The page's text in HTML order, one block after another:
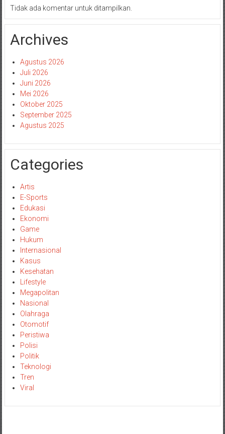
Tidak ada komentar untuk ditampilkan.
Archives
Agustus 2026
Juli 2026
Juni 2026
Mei 2026
Oktober 2025
September 2025
Agustus 2025
Categories
Artis
E-Sports
Edukasi
Ekonomi
Game
Hukum
Internasional
Kasus
Kesehatan
Lifestyle
Megapolitan
Nasional
Olahraga
Otomotif
Peristiwa
Polisi
Politik
Teknologi
Tren
Viral